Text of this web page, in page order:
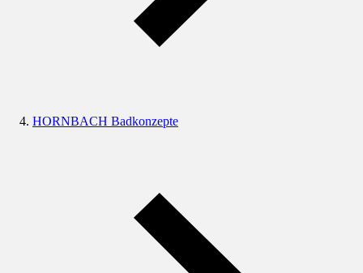
HORNBACH Badkonzepte